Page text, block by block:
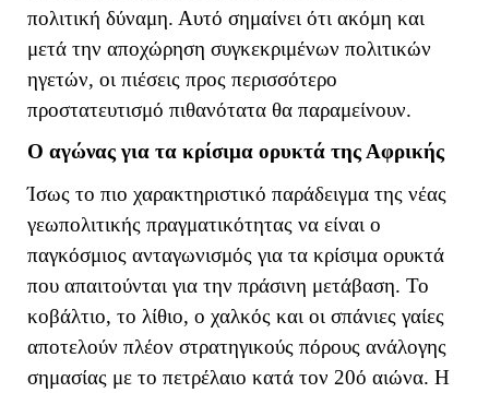
πολιτική δύναμη. Αυτό σημαίνει ότι ακόμη και
μετά την αποχώρηση συγκεκριμένων πολιτικών
ηγετών, οι πιέσεις προς περισσότερο
προστατευτισμό πιθανότατα θα παραμείνουν.
Ο αγώνας για τα κρίσιμα ορυκτά της Αφρικής
Ίσως το πιο χαρακτηριστικό παράδειγμα της νέας
γεωπολιτικής πραγματικότητας να είναι ο
παγκόσμιος ανταγωνισμός για τα κρίσιμα ορυκτά
που απαιτούνται για την πράσινη μετάβαση. Το
κοβάλτιο, το λίθιο, ο χαλκός και οι σπάνιες γαίες
αποτελούν πλέον στρατηγικούς πόρους ανάλογης
σημασίας με το πετρέλαιο κατά τον 20ό αιώνα. Η